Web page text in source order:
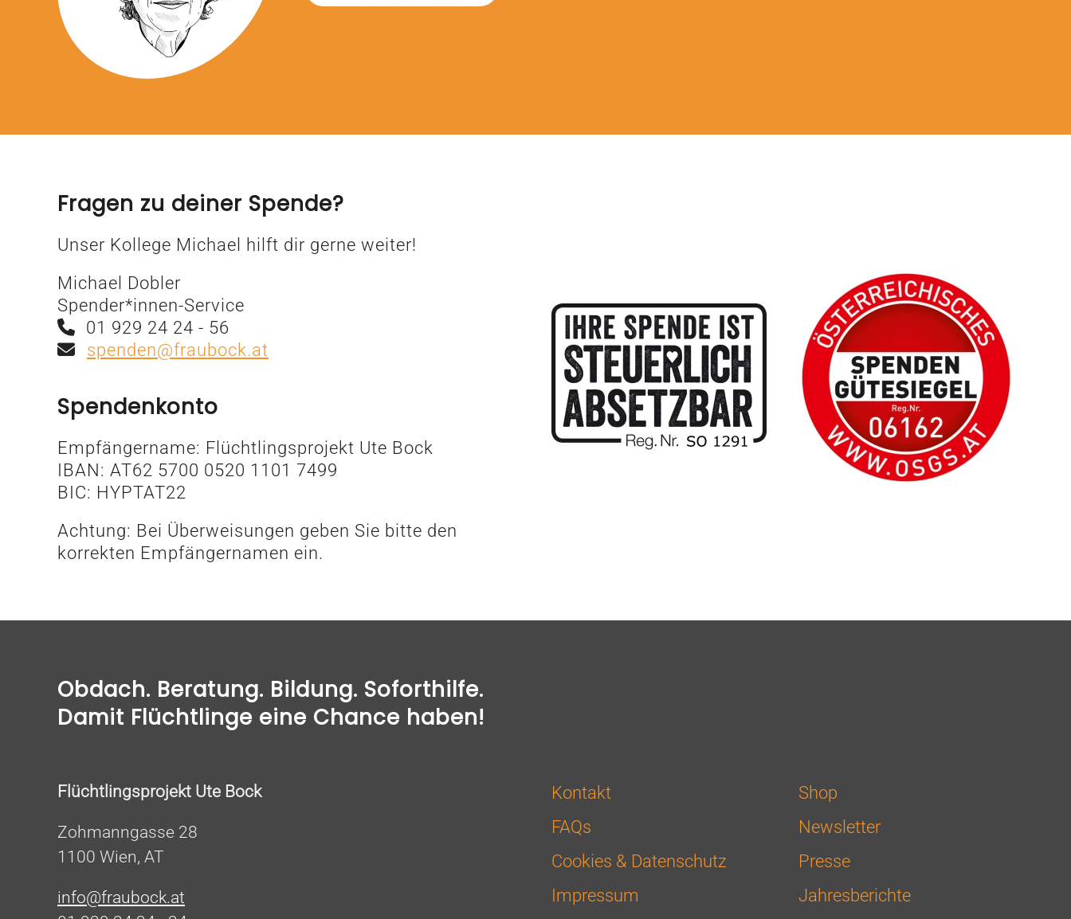
Fragen zu deiner Spende?
Unser Kollege Michael hilft dir gerne weiter!
Michael Dobler
Spender*innen-Service
01 929 24 24 - 56
spenden@fraubock.at
Spendenkonto
Empfängername: Flüchtlingsprojekt Ute Bock
IBAN: AT62 5700 0520 1101 7499
BIC: HYPTAT22
Achtung: Bei Überweisungen geben Sie bitte den
korrekten Empfängernamen ein.
Obdach. Beratung. Bildung. Soforthilfe.
Damit Flüchtlinge eine Chance haben!
Flüchtlingsprojekt Ute Bock
Zohmanngasse 28
1100 Wien, AT
info@fraubock.at
Kontakt
FAQs
Cookies & Datenschutz
Impressum
Shop
Newsletter
Presse
Jahresberichte